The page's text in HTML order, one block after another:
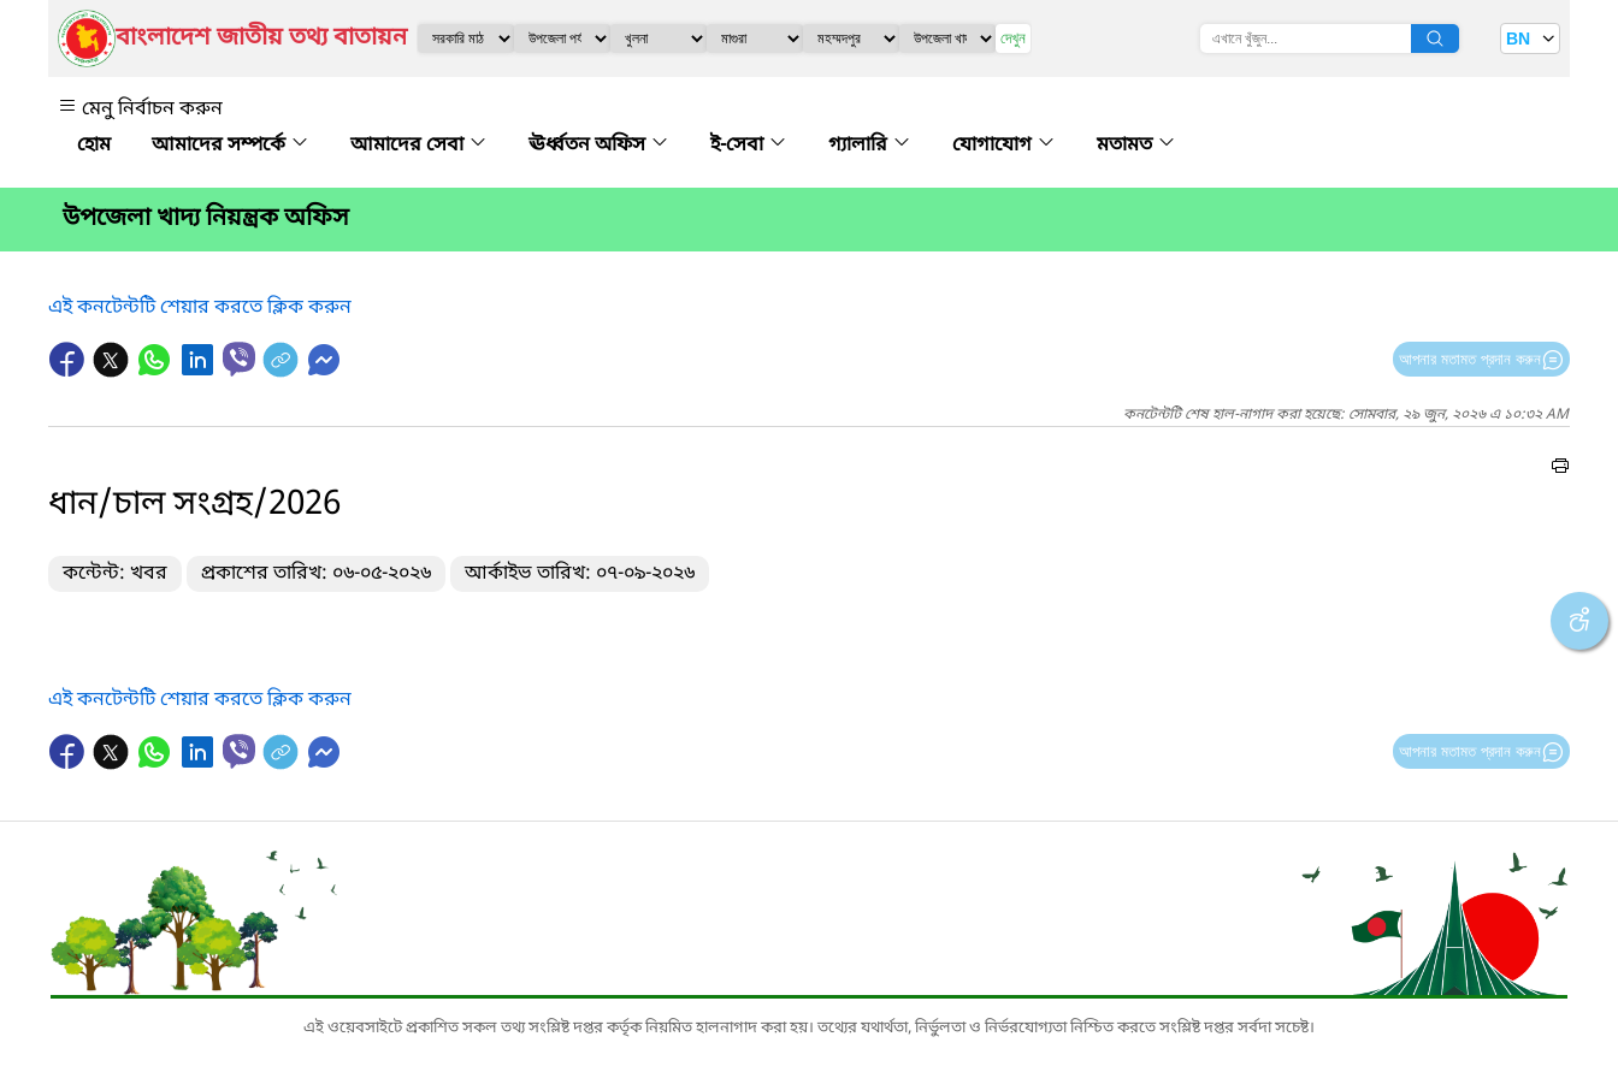
বাংলাদেশ জাতীয় তথ্য বাতায়ন দেখুন BN
মেনু নির্বাচন করুন
আমাদের সম্পর্কে
আমাদের সেবা ঊর্ধ্বতন অফিস ই-সেবা গ্যালারি যোগাযোগ মতামত
উপজেলা খাদ্য নিয়ন্ত্রক অফিস
এই কনটেন্টটি শেয়ার করতে ক্লিক করুন
আপনার মতামত প্রদান করুন
কনটেন্টটি শেষ হাল-নাগাদ করা হয়েছে: সোমবার, ২৯ জুন, ২০২৬ এ ১০:৩২ AM
ধান/চাল সংগ্রহ/2026
কন্টেন্ট: খবর প্রকাশের তারিখ: ০৬-০৫-২০২৬ আর্কাইভ তারিখ: ০৭-০৯-২০২৬
এই কনটেন্টটি শেয়ার করতে ক্লিক করুন
আপনার মতামত প্রদান করুন
এই ওয়েবসাইটে প্রকাশিত সকল তথ্য সংশ্লিষ্ট দপ্তর কর্তৃক নিয়মিত হালনাগাদ করা হয়। তথ্যের যথার্থতা, নির্ভুলতা ও নির্ভরযোগ্যতা নিশ্চিত করতে সংশ্লিষ্ট দপ্তর সর্বদা সচেষ্ট।